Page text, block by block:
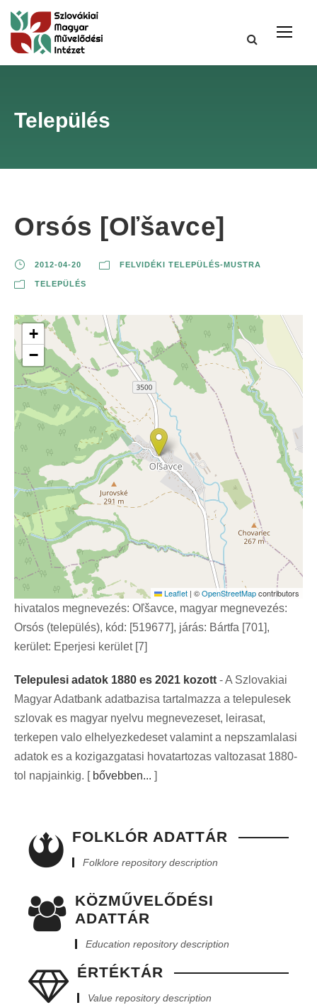
Település
Orsós [Oľšavce]
2012-04-20 FELVIDÉKI TELEPÜLÉS-MUSTRA
TELEPÜLÉS
+
−
Leaflet | ©OpenStreetMapcontributors
hivatalos megnevezés: Oľšavce, magyar megnevezés:
Orsós (település), kód: [519677], járás: Bártfa [701],
kerület: Eperjesi kerület [7]
Telepulesi adatok 1880 es 2021 kozott - A Szlovakiai
Magyar Adatbank adatbazisa tartalmazza a telepulesek
szlovak es magyar nyelvu megnevezeset, leirasat,
terkepen valo elhelyezkedeset valamint a nepszamlalasi
adatok es a kozigazgatasi hovatartozas valtozasat 1880-
tol napjainkig. [ bővebben... ]
FOLKLÓR ADATTÁR
Folklore repository description
KÖZMŰVELŐDÉSI
ADATTÁR
Education repository description
ÉRTÉKTÁR
Value repository description